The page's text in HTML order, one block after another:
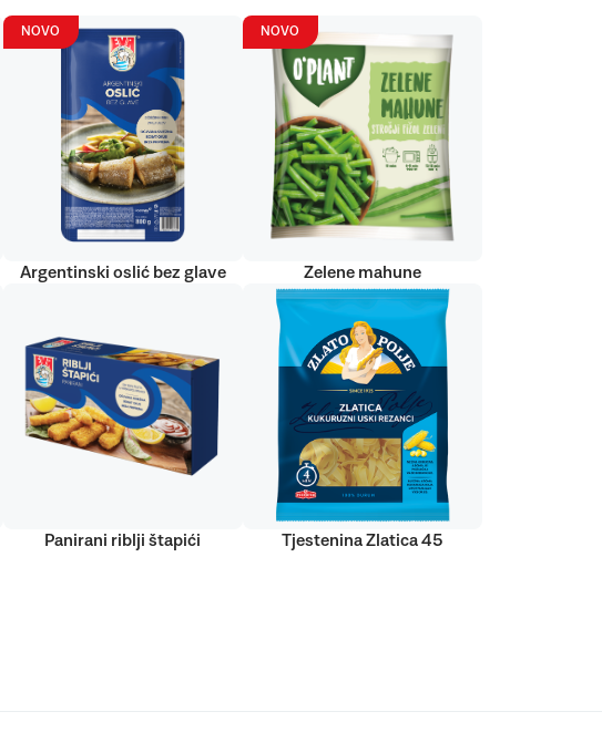
NOVO
Argentinski oslić bez glave
NOVO
Zelene mahune
Panirani riblji štapići Tjestenina Zlatica 45